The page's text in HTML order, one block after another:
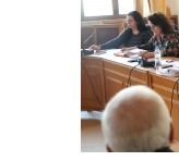
2012
2011
2010
2006